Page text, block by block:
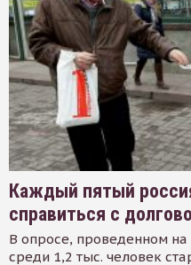
Каждый пятый
справиться с
В опросе, проведенном
среди 1,2 тыс. человек